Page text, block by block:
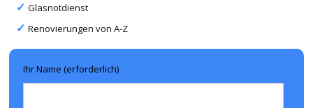
Glasnotdienst
Renovierungen von A-Z
Ihr Name (erforderlich)